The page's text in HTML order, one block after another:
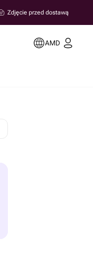
Zdjęcie przed dostawą
AMD